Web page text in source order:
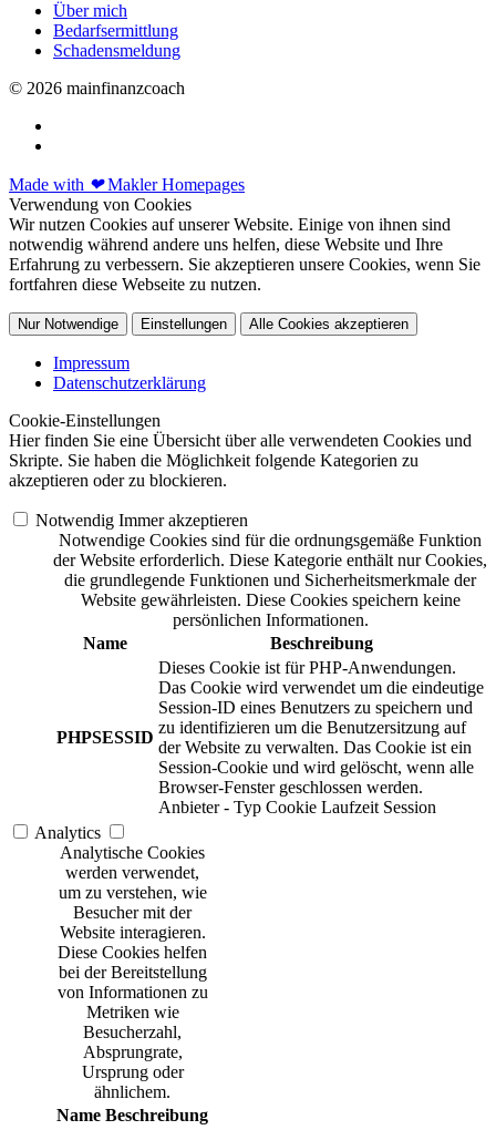
Über mich
Bedarfsermittlung
Schadensmeldung
© 2026 mainfinanzcoach
Made with ❤Makler Homepages
Verwendung von Cookies
Wir nutzen Cookies auf unserer Website. Einige von ihnen sind
notwendig während andere uns helfen, diese Website und Ihre
Erfahrung zu verbessern. Sie akzeptieren unsere Cookies, wenn Sie
fortfahren diese Webseite zu nutzen.
Nur Notwendige Einstellungen Alle Cookies akzeptieren
Impressum
Datenschutzerklärung
Cookie-Einstellungen
Hier finden Sie eine Übersicht über alle verwendeten Cookies und
Skripte. Sie haben die Möglichkeit folgende Kategorien zu
akzeptieren oder zu blockieren.
Notwendig Immer akzeptieren
Notwendige Cookies sind für die ordnungsgemäße Funktion
der Website erforderlich. Diese Kategorie enthält nur Cookies,
die grundlegende Funktionen und Sicherheitsmerkmale der
Website gewährleisten. Diese Cookies speichern keine
persönlichen Informationen.
Name
Beschreibung
PHPSESSID
Dieses Cookie ist für PHP-Anwendungen.
Das Cookie wird verwendet um die eindeutige
Session-ID eines Benutzers zu speichern und
zu identifizieren um die Benutzersitzung auf
der Website zu verwalten. Das Cookie ist ein
Session-Cookie und wird gelöscht, wenn alle
Browser-Fenster geschlossen werden.
Anbieter - Typ Cookie Laufzeit Session
Analytics
Analytische Cookies
werden verwendet,
um zu verstehen, wie
Besucher mit der
Website interagieren.
Diese Cookies helfen
bei der Bereitstellung
von Informationen zu
Metriken wie
Besucherzahl,
Absprungrate,
Ursprung oder
ähnlichem.
Name Beschreibung